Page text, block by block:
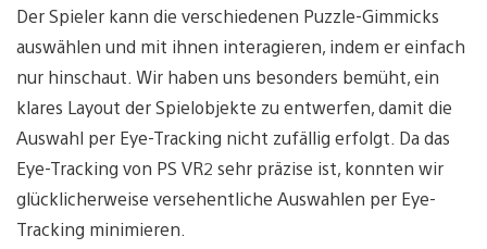
Der Spieler kann die verschiedenen Puzzle-Gimmicks
auswählen und mit ihnen interagieren, indem er einfach
nur hinschaut. Wir haben uns besonders bemüht, ein
klares Layout der Spielobjekte zu entwerfen, damit die
Auswahl per Eye-Tracking nicht zufällig erfolgt. Da das
Eye-Tracking von PS VR2 sehr präzise ist, konnten wir
glücklicherweise versehentliche Auswahlen per Eye-
Tracking minimieren.